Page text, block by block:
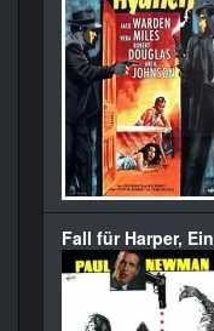
Fall für Harper, Ein